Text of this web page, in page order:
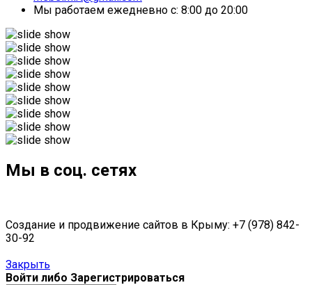
Мы работаем ежедневно с: 8:00 до 20:00
Мы в соц. сетях
Создание и продвижение сайтов в Крыму: +7 (978) 842-
30-92
Закрыть
Войти либо Зарегистрироваться